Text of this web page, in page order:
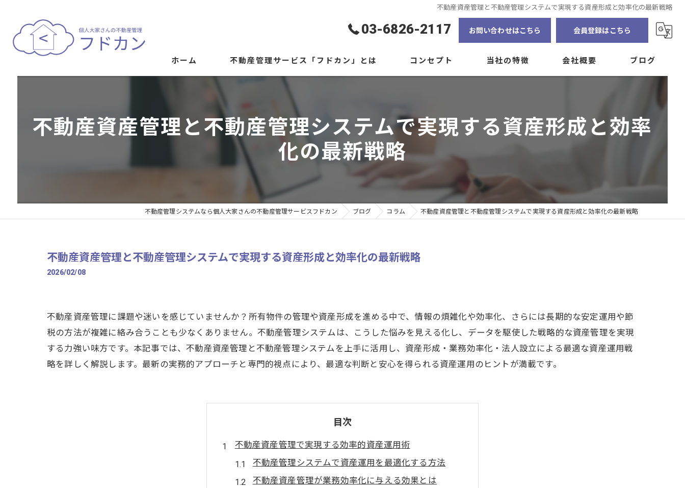
不動産資産管理と不動産管理システムで実現する資産形成と効率化の最新戦略
03-6826-2117 お問い合わせはこちら 会員登録はこちら
ホーム 不動産管理サービス「フドカン」とは
よくある質問
コンセプト 当社の特徴
資産の見える化
アプリ
会社概要 ブログ
不動産資産管理と不動産管理システムで実現する資産形成と効率
化の最新戦略
不動産管理システムなら個人大家さんの不動産管理サービスフドカン ブログ コラム 不動産資産管理と不動産管理システムで実現する資産形成と効率化の最新戦略
不動産資産管理と不動産管理システムで実現する資産形成と効率化の最新戦略
2026/02/08
不動産資産管理に課題や迷いを感じていませんか？所有物件の管理や資産形成を進める中で、情報の煩雑化や効率化、さらには長期的な安定運用や節
税の方法が複雑に絡み合うことも少なくありません。不動産管理システムは、こうした悩みを見える化し、データを駆使した戦略的な資産管理を実現
する力強い味方です。本記事では、不動産資産管理と不動産管理システムを上手に活用し、資産形成・業務効率化・法人設立による最適な資産運用戦
略を詳しく解説します。最新の実務的アプローチと専門的視点により、最適な判断と安心を得られる資産運用のヒントが満載です。
目次
不動産資産管理で実現する効率的資産運用術
不動産管理システムで資産運用を最適化する方法
不動産資産管理が業務効率化に与える効果とは